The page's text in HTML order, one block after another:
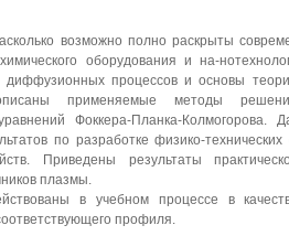
возможно полно раскрыты
оборудования и на-
диффузионных процессов и основы
применяемые методы решения
Фоккера-Планка-Колмогорова.
по разработке физико-
Приведены результаты
плазмы.
в учебном процессе в
профиля.